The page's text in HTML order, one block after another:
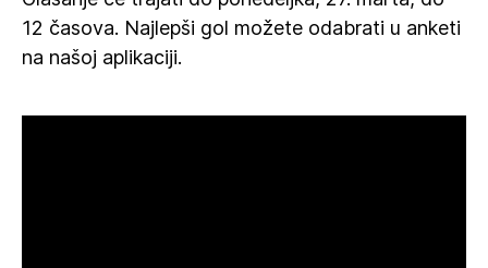
12 časova. Najlepši gol možete odabrati u anketi
na našoj aplikaciji.